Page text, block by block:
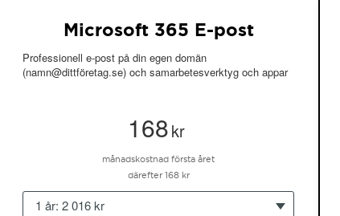
Microsoft 365 E-post
Professionell e-post på din egen domän
(namn@dittföretag.se) och samarbetesverktyg och appar
168kr
månadskostnad första året
därefter 168 kr
1 år: 2 016 kr